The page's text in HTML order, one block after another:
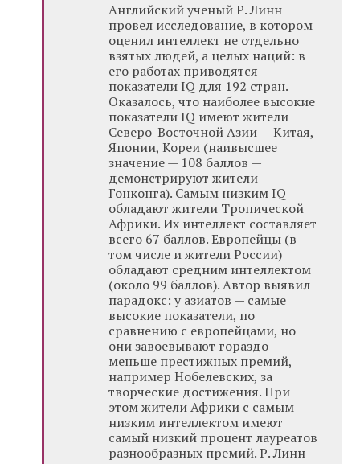
Английский ученый Р. Линн
провел исследование, в котором
оценил интеллект не отдельно
взятых людей, а целых наций: в
его работах приводятся
показатели IQ для 192 стран.
Оказалось, что наиболее высокие
показатели IQ имеют жители
Северо-Восточной Азии — Китая,
Японии, Кореи (наивысшее
значение — 108 баллов —
демонстрируют жители
Гонконга). Самым низким IQ
обладают жители Тропической
Африки. Их интеллект составляет
всего 67 баллов. Европейцы (в
том числе и жители России)
обладают средним интеллектом
(около 99 баллов). Автор выявил
парадокс: у азиатов — самые
высокие показатели, по
сравнению с европейцами, но
они завоевывают гораздо
меньше престижных премий,
например Нобелевских, за
творческие достижения. При
этом жители Африки с самым
низким интеллектом имеют
самый низкий процент лауреатов
разнообразных премий. Р. Линн